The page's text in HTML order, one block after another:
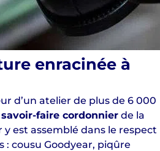
enracinée à
d’un atelier de plus de 6 000
savoir-faire cordonnier de la
y est assemblé dans le respect
: cousu Goodyear, piqûre